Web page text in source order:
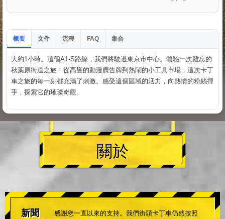
概要 文件 流程 FAQ 集合
大約1小時。這個A1-S路線，我們將駛過東京市中心。體驗一次難忘的
秋葉原街道之旅！從高聳的動漫廣告牌到熱鬧的小工具市場，這次卡丁
車之旅的每一刻都充滿了刺激。感受這個區域的活力，向熱情的粉絲揮
手，探索它的璀璨奇觀。
關於
新聞
感謝您一直以來的支持。我們街頭卡丁車仍然按照